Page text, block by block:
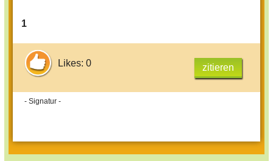
1
Likes: 0 zitieren
- Signatur -